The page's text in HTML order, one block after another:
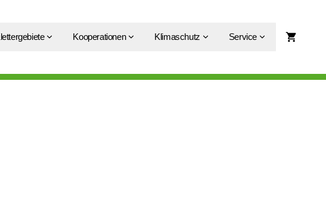
Kooperationen Klimaschutz Service